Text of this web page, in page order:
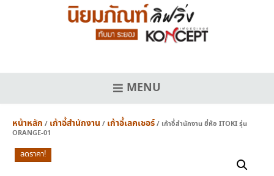
MENU
หน้าหลัก / เก้าอี้สำนักงาน / เก้าอี้เลคเชอร์/ เก้าอี้สำนักงาน ยี่ห้อ ITOKI รุ่น
ORANGE-01
ลดราคา!